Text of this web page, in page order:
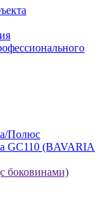
Полюс
GC110 (BAVARIA
боковинами)